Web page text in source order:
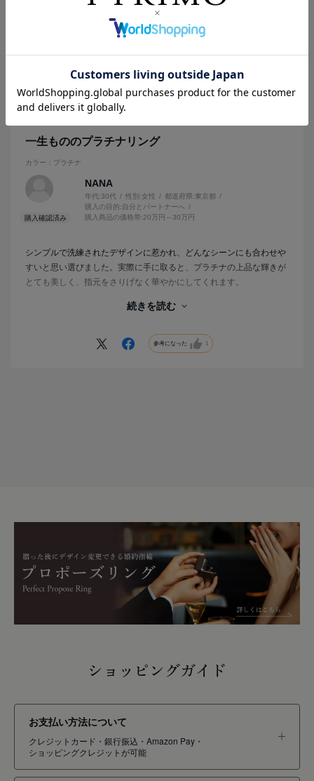
商品の扱い、接客たまに丁寧で好印象です
一生もののプラチナリング
カラー：プラチナ
NANA
年代:30代 性別:女性 都道府県:東京都
購入の目的:自分とパートナーへ
購入商品の価格帯:20万円～30万円
シンプルで洗練されたデザインに惹かれ、どんなシーンにも合わせや
すいと思い選びました。実際に手に取ると、プラチナの上品な輝きが
とても美しく、指元をさりげなく華やかにしてくれます。
また、つけ心地がとても良く、指にしっかりフィットするのに圧迫感
つけ慣れていない私でも、自然に身につけられる快適さが気に入りま
続きを読む
参考になった 1
ショッピングガイド
お支払い方法について
クレジットカード・銀行振込・Amazon Pay・
ショッピングクレジットが可能